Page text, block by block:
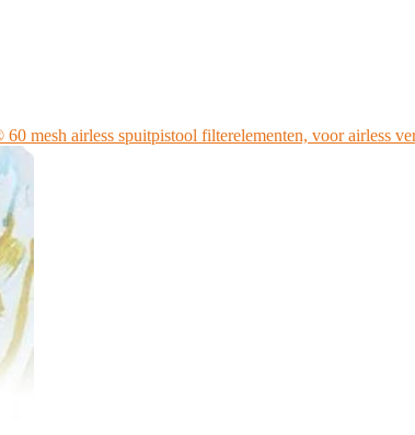
mesh airless spuitpistool filterelementen, voor airless